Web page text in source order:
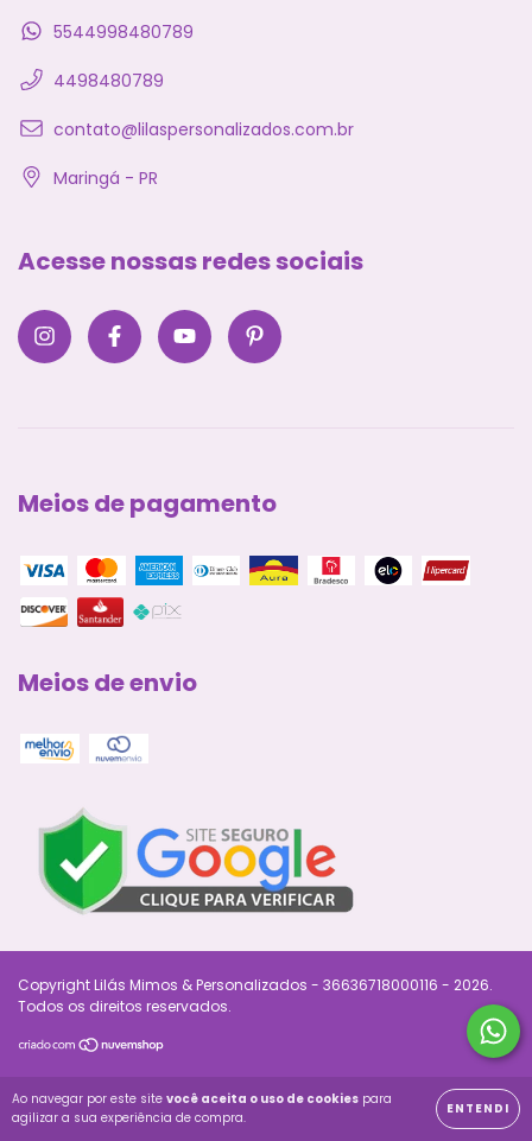
Ao navegar por este site você aceita o uso de cookies para
agilizar a sua experiência de compra.
ENTENDI
5544998480789
4498480789
contato@lilaspersonalizados.com.br
Maringá - PR
Acesse nossas redes sociais
Meios de pagamento
Meios de envio
Copyright Lilás Mimos & Personalizados - 36636718000116 - 2026.
Todos os direitos reservados.